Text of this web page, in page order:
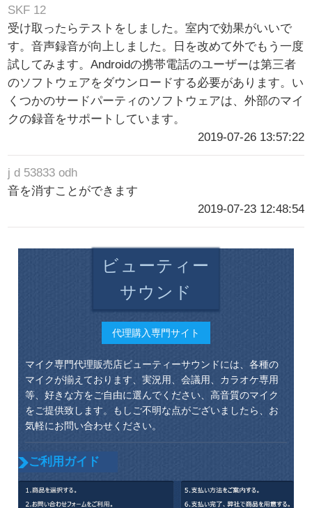
SKF 12
受け取ったらテストをしました。室内で効果がいいで
す。音声録音が向上しました。日を改めて外でもう一度
試してみます。Androidの携帯電話のユーザーは第三者
のソフトウェアをダウンロードする必要があります。い
くつかのサードパーティのソフトウェアは、外部のマイ
クの録音をサポートしています。
2019-07-26 13:57:22
j d 53833 odh
音を消すことができます
2019-07-23 12:48:54
ビューティー
サウンド
代理購入専門サイト
マイク専門代理販売店ビューティーサウンドには、各種の
マイクが揃えております、実況用、会議用、カラオケ専用
等、好きな方をご自由に選んでください、高音質のマイク
をご提供致します。もしご不明な点がございましたら、お
気軽にお問い合わせください。
ご利用ガイド